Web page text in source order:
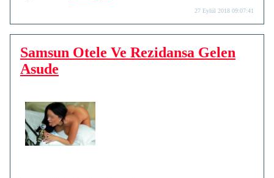
27 Eylül 2018 09:07:41
Samsun Otele Ve Rezidansa Gelen
Asude